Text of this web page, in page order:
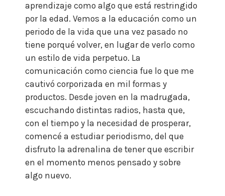
aprendizaje como algo que está restringido
por la edad. Vemos a la educación como un
periodo de la vida que una vez pasado no
tiene porqué volver, en lugar de verlo como
un estilo de vida perpetuo. La
comunicación como ciencia fue lo que me
cautivó corporizada en mil formas y
productos. Desde joven en la madrugada,
escuchando distintas radios, hasta que,
con el tiempo y la necesidad de prosperar,
comencé a estudiar periodismo, del que
disfruto la adrenalina de tener que escribir
en el momento menos pensado y sobre
algo nuevo.